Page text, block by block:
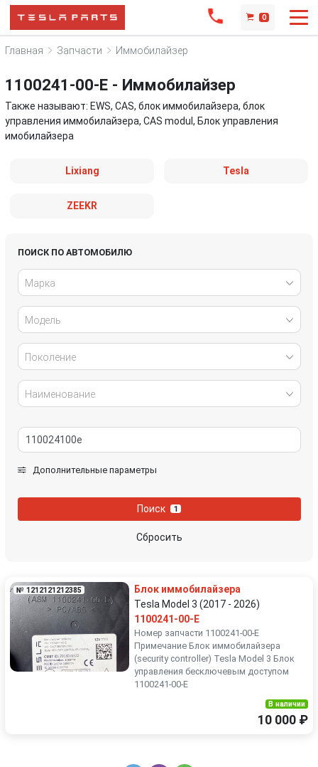
0
Главная Запчасти Иммобилайзер
1100241-00-E - Иммобилайзер
Также называют: EWS, CAS, блок иммобилайзера, блок
управления иммобилайзера, CAS modul, Блок управления
имобилайзера
Lixiang Tesla
ZEEKR
ПОИСК ПО АВТОМОБИЛЮ
Марка
Модель
Поколение
Наименование
Дополнительные параметры
Поиск 1
Сбросить
№ 1212121212385
Блок иммобилайзера
Tesla Model 3 (2017 - 2026)
1100241-00-E
Номер запчасти 1100241-00-E
Примечание Блок иммобилайзера
(security controller) Tesla Model 3 Блок
управления бесключевым доступом
1100241-00-E
В наличии
10 000 ₽